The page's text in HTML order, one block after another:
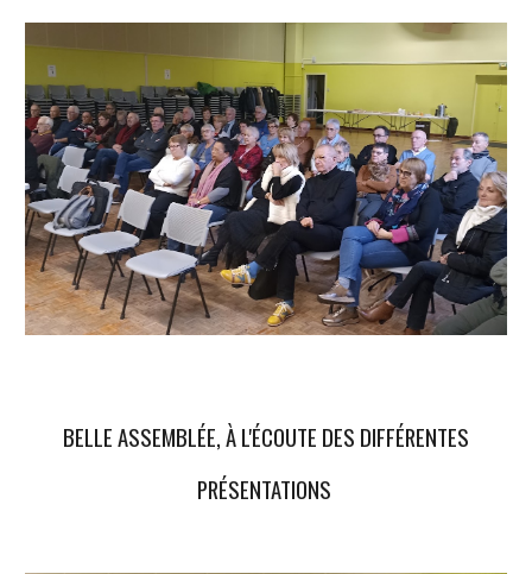
BELLE ASSEMBLÉE, À L'ÉCOUTE DES DIFFÉRENTES
PRÉSENTATIONS